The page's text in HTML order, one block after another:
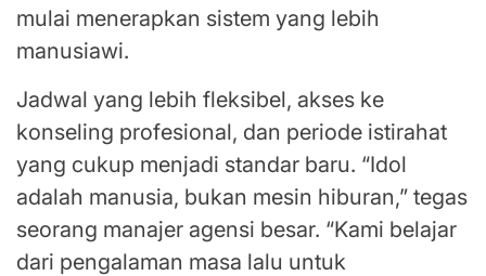
mulai menerapkan sistem yang lebih
manusiawi.
Jadwal yang lebih fleksibel, akses ke
konseling profesional, dan periode istirahat
yang cukup menjadi standar baru. “Idol
adalah manusia, bukan mesin hiburan,” tegas
seorang manajer agensi besar. “Kami belajar
dari pengalaman masa lalu untuk